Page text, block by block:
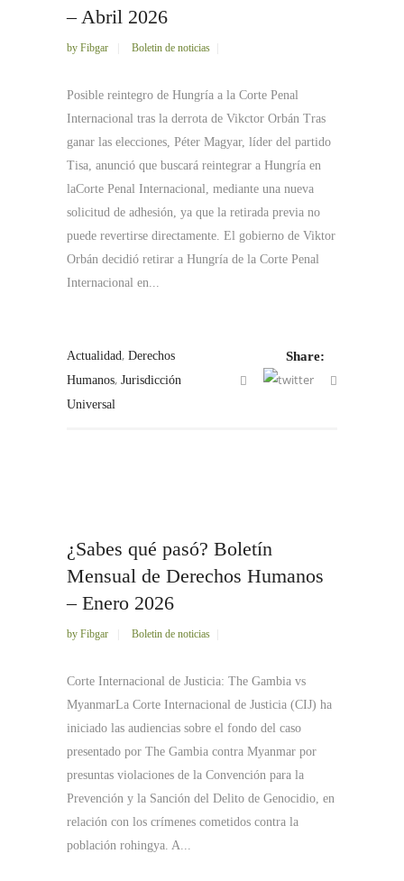
– Abril 2026
by Fibgar Boletin de noticias
Posible reintegro de Hungría a la Corte Penal
Internacional tras la derrota de Vikctor Orbán Tras
ganar las elecciones, Péter Magyar, líder del partido
Tisa, anunció que buscará reintegrar a Hungría en
laCorte Penal Internacional, mediante una nueva
solicitud de adhesión, ya que la retirada previa no
puede revertirse directamente. El gobierno de Viktor
Orbán decidió retirar a Hungría de la Corte Penal
Internacional en...
Actualidad, Derechos
Humanos, Jurisdicción
Universal
Share:
¿Sabes qué pasó? Boletín
Mensual de Derechos Humanos
– Enero 2026
by Fibgar Boletin de noticias
Corte Internacional de Justicia: The Gambia vs
MyanmarLa Corte Internacional de Justicia (CIJ) ha
iniciado las audiencias sobre el fondo del caso
presentado por The Gambia contra Myanmar por
presuntas violaciones de la Convención para la
Prevención y la Sanción del Delito de Genocidio, en
relación con los crímenes cometidos contra la
población rohingya. A...